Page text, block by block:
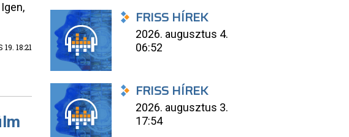
18:21
FRISS HÍREK
2026. augusztus 4.
06:52
FRISS HÍREK
2026. augusztus 3.
17:54